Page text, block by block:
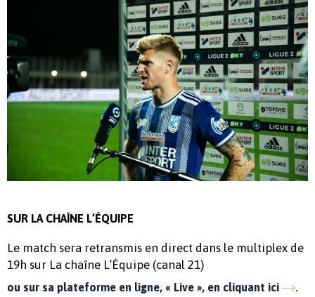
SUR LA CHAÎNE L’ÉQUIPE
Le match sera retransmis en direct dans le multiplex de
19h sur La chaîne L’Équipe (canal 21)
ou sur sa plateforme en ligne, « Live », en cliquant ici .